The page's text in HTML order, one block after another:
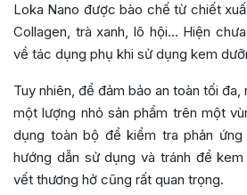
Loka Nano được bào chế từ chiết
Collagen, trà xanh, lô hội… Hiện
về tác dụng phụ khi sử dụng kem
Tuy nhiên, để đảm bảo an toàn tối
một lượng nhỏ sản phẩm trên một
dụng toàn bộ để kiểm tra phản ứng
hướng dẫn sử dụng và tránh để
vết thương hở cũng rất quan trọng.